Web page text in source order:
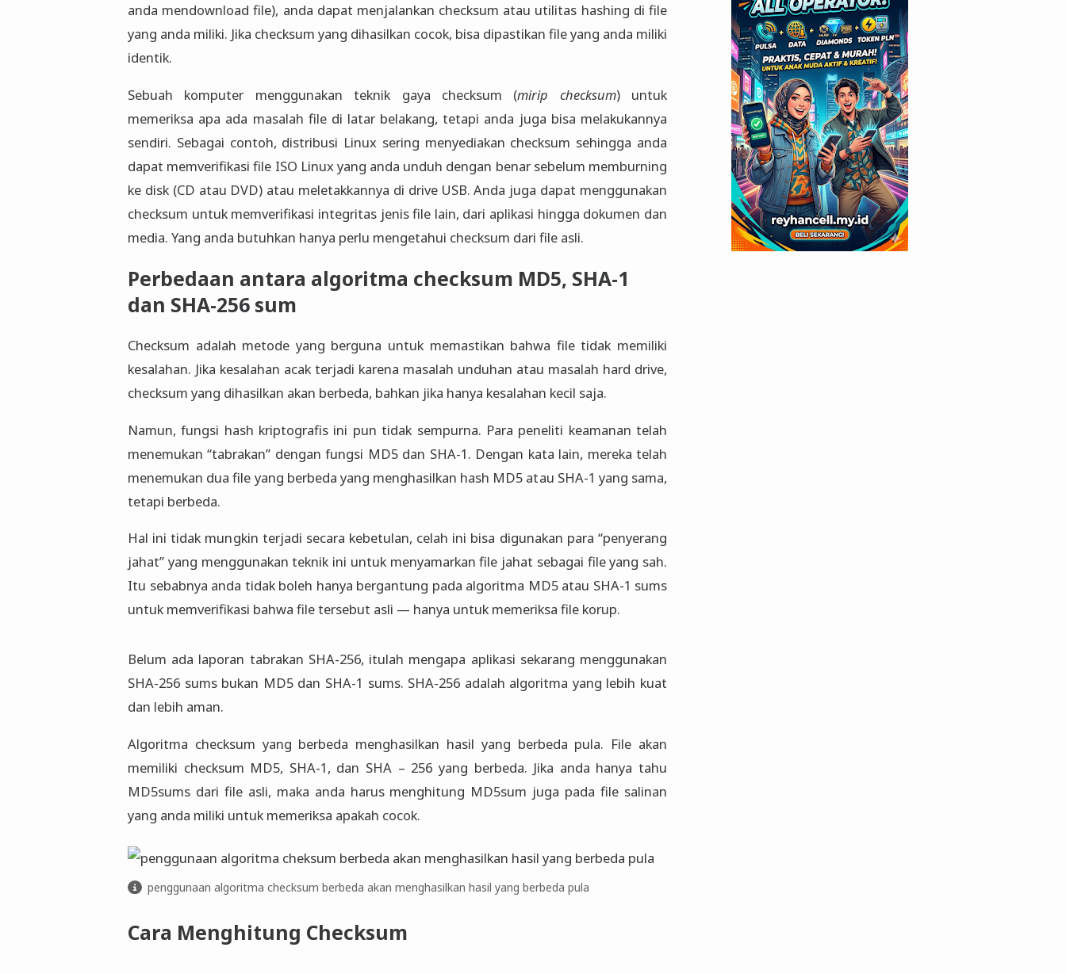
anda mendownload file), anda dapat menjalankan checksum atau utilitas hashing di file
yang anda miliki. Jika checksum yang dihasilkan cocok, bisa dipastikan file yang anda miliki
identik.
Sebuah komputer menggunakan teknik gaya checksum (mirip checksum) untuk
memeriksa apa ada masalah file di latar belakang, tetapi anda juga bisa melakukannya
sendiri. Sebagai contoh, distribusi Linux sering menyediakan checksum sehingga anda
dapat memverifikasi file ISO Linux yang anda unduh dengan benar sebelum memburning
ke disk (CD atau DVD) atau meletakkannya di drive USB. Anda juga dapat menggunakan
checksum untuk memverifikasi integritas jenis file lain, dari aplikasi hingga dokumen dan
media. Yang anda butuhkan hanya perlu mengetahui checksum dari file asli.
Perbedaan antara algoritma checksum MD5, SHA-1
dan SHA-256 sum
Checksum adalah metode yang berguna untuk memastikan bahwa file tidak memiliki
kesalahan. Jika kesalahan acak terjadi karena masalah unduhan atau masalah hard drive,
checksum yang dihasilkan akan berbeda, bahkan jika hanya kesalahan kecil saja.
Namun, fungsi hash kriptografis ini pun tidak sempurna. Para peneliti keamanan telah
menemukan “tabrakan” dengan fungsi MD5 dan SHA-1. Dengan kata lain, mereka telah
menemukan dua file yang berbeda yang menghasilkan hash MD5 atau SHA-1 yang sama,
tetapi berbeda.
Hal ini tidak mungkin terjadi secara kebetulan, celah ini bisa digunakan para “penyerang
jahat” yang menggunakan teknik ini untuk menyamarkan file jahat sebagai file yang sah.
Itu sebabnya anda tidak boleh hanya bergantung pada algoritma MD5 atau SHA-1 sums
untuk memverifikasi bahwa file tersebut asli — hanya untuk memeriksa file korup.
Belum ada laporan tabrakan SHA-256, itulah mengapa aplikasi sekarang menggunakan
SHA-256 sums bukan MD5 dan SHA-1 sums. SHA-256 adalah algoritma yang lebih kuat
dan lebih aman.
Algoritma checksum yang berbeda menghasilkan hasil yang berbeda pula. File akan
memiliki checksum MD5, SHA-1, dan SHA – 256 yang berbeda. Jika anda hanya tahu
MD5sums dari file asli, maka anda harus menghitung MD5sum juga pada file salinan
yang anda miliki untuk memeriksa apakah cocok.
penggunaan algoritma checksum berbeda akan menghasilkan hasil yang berbeda pula
Cara Menghitung Checksum